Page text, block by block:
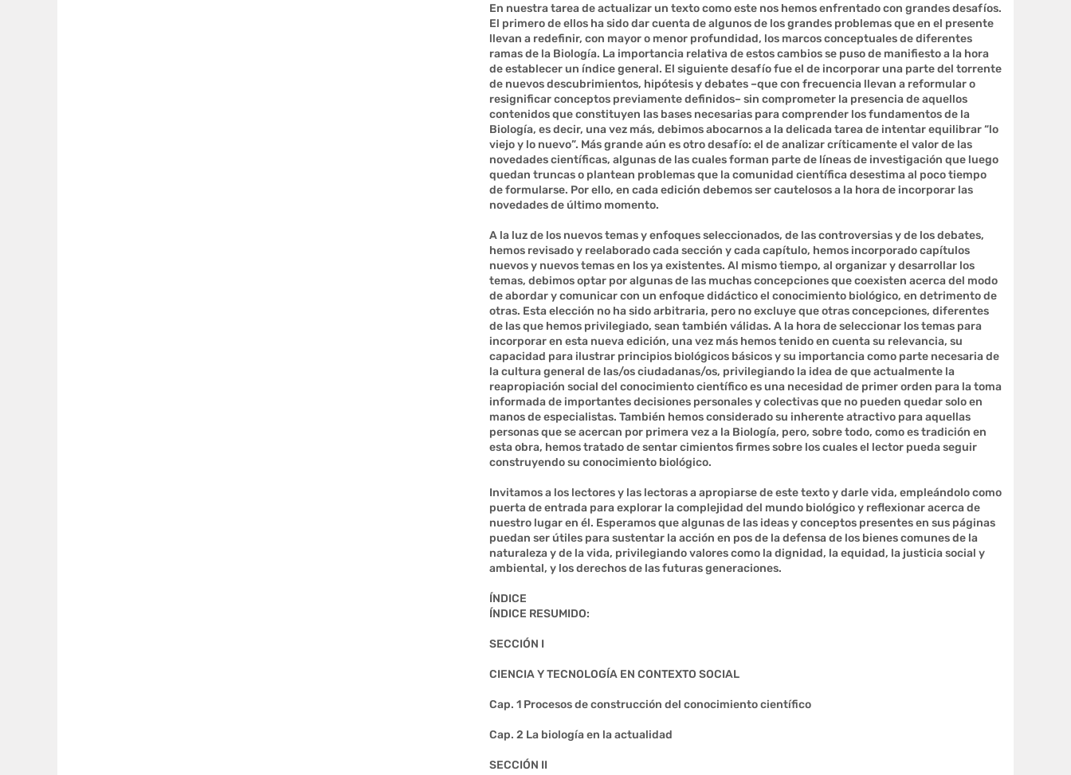
En nuestra tarea de actualizar un texto como este nos hemos enfrentado con grandes desafíos.
El primero de ellos ha sido dar cuenta de algunos de los grandes problemas que en el presente
llevan a redefinir, con mayor o menor profundidad, los marcos conceptuales de diferentes
ramas de la Biología. La importancia relativa de estos cambios se puso de manifiesto a la hora
de establecer un índice general. El siguiente desafío fue el de incorporar una parte del torrente
de nuevos descubrimientos, hipótesis y debates –que con frecuencia llevan a reformular o
resignificar conceptos previamente definidos– sin comprometer la presencia de aquellos
contenidos que constituyen las bases necesarias para comprender los fundamentos de la
Biología, es decir, una vez más, debimos abocarnos a la delicada tarea de intentar equilibrar “lo
viejo y lo nuevo”. Más grande aún es otro desafío: el de analizar críticamente el valor de las
novedades científicas, algunas de las cuales forman parte de líneas de investigación que luego
quedan truncas o plantean problemas que la comunidad científica desestima al poco tiempo
de formularse. Por ello, en cada edición debemos ser cautelosos a la hora de incorporar las
novedades de último momento.
A la luz de los nuevos temas y enfoques seleccionados, de las controversias y de los debates,
hemos revisado y reelaborado cada sección y cada capítulo, hemos incorporado capítulos
nuevos y nuevos temas en los ya existentes. Al mismo tiempo, al organizar y desarrollar los
temas, debimos optar por algunas de las muchas concepciones que coexisten acerca del modo
de abordar y comunicar con un enfoque didáctico el conocimiento biológico, en detrimento de
otras. Esta elección no ha sido arbitraria, pero no excluye que otras concepciones, diferentes
de las que hemos privilegiado, sean también válidas. A la hora de seleccionar los temas para
incorporar en esta nueva edición, una vez más hemos tenido en cuenta su relevancia, su
capacidad para ilustrar principios biológicos básicos y su importancia como parte necesaria de
la cultura general de las/os ciudadanas/os, privilegiando la idea de que actualmente la
reapropiación social del conocimiento científico es una necesidad de primer orden para la toma
informada de importantes decisiones personales y colectivas que no pueden quedar solo en
manos de especialistas. También hemos considerado su inherente atractivo para aquellas
personas que se acercan por primera vez a la Biología, pero, sobre todo, como es tradición en
esta obra, hemos tratado de sentar cimientos firmes sobre los cuales el lector pueda seguir
construyendo su conocimiento biológico.
Invitamos a los lectores y las lectoras a apropiarse de este texto y darle vida, empleándolo como
puerta de entrada para explorar la complejidad del mundo biológico y reflexionar acerca de
nuestro lugar en él. Esperamos que algunas de las ideas y conceptos presentes en sus páginas
puedan ser útiles para sustentar la acción en pos de la defensa de los bienes comunes de la
naturaleza y de la vida, privilegiando valores como la dignidad, la equidad, la justicia social y
ambiental, y los derechos de las futuras generaciones.
ÍNDICE
ÍNDICE RESUMIDO:
SECCIÓN I
CIENCIA Y TECNOLOGÍA EN CONTEXTO SOCIAL
Cap. 1 Procesos de construcción del conocimiento científico
Cap. 2 La biología en la actualidad
SECCIÓN II